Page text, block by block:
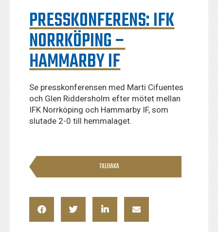
PRESSKONFERENS: IFK
NORRKÖPING –
HAMMARBY IF
Se presskonferensen med Marti Cifuentes
och Glen Riddersholm efter mötet mellan
IFK Norrköping och Hammarby IF, som
slutade 2-0 till hemmalaget.
TILLBAKA